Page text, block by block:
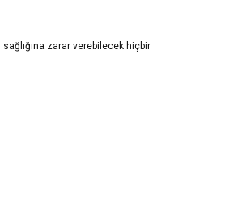
zarar verebilecek hiçbir